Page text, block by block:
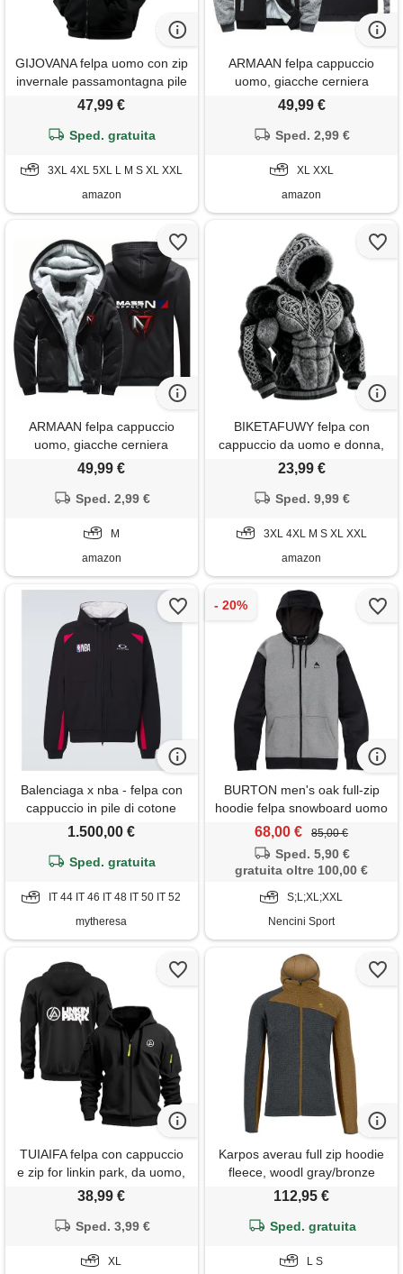
GIJOVANA felpa uomo con zip
invernale passamontagna pile
giacca hip hop
47,99 €
Sped. gratuita
3XL 4XL 5XL L M S XL XXL
amazon
ARMAAN felpa cappuccio
uomo, giacche cerniera
foderate in pile per mass
spessi a maniche lunghe
cappuccio autunno-inverno
tasche, color c-x_l
49,99 €
Sped. 2,99 €
XL XXL
amazon
ARMAAN felpa cappuccio
uomo, giacche cerniera
foderate in pile per mass
spessi a maniche lunghe
cappuccio autunno-inverno
tasche, color e-m
49,99 €
Sped. 2,99 €
M
amazon
BIKETAFUWY felpa con
cappuccio da uomo e donna,
in flanella, unisex, di grandi
vintage, felpa in pile invernale
con tasche e cordino, #01-
grigio, s
23,99 €
Sped. 9,99 €
3XL 4XL M S XL XXL
amazon
Balenciaga x nba - felpa con
cappuccio in pile di cotone
con logo
1.500,00 €
Sped. gratuita
IT 44 IT 46 IT 48 IT 50 IT 52
mytheresa
BURTON men's oak full-zip
hoodie felpa snowboard uomo
68,00 € 85,00 €
Sped. 5,90 €
gratuita oltre 100,00 €
S;L;XL;XXL
Nencini Sport
TUIAIFA felpa con cappuccio
e zip for linkin park, da uomo,
unisex, for adolescenti,
casual, con tasche(g, xl)
38,99 €
Sped. 3,99 €
XL
Karpos averau full zip hoodie
fleece, woodl gray/bronze
112,95 €
Sped. gratuita
L S